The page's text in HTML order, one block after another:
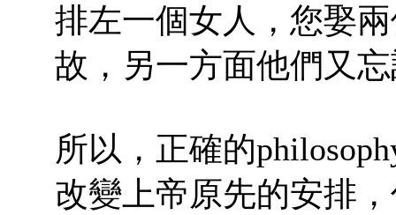
排左一個女人，您娶
故，另一方面他們又
所以，正確的
改變上帝原先的安排